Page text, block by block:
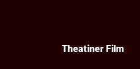
Theatiner Film